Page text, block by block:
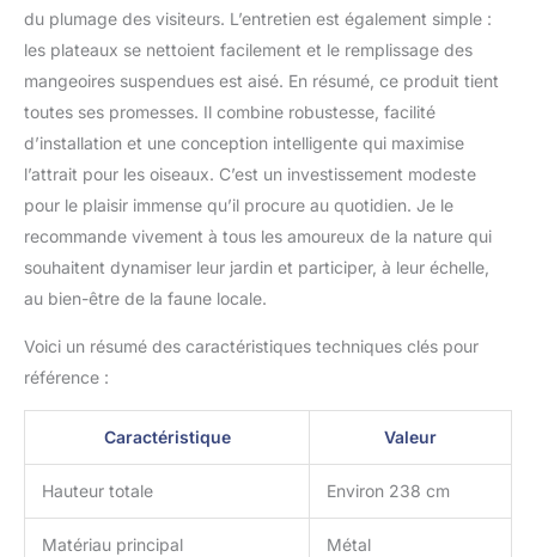
du plumage des visiteurs. L’entretien est également simple :
les plateaux se nettoient facilement et le remplissage des
mangeoires suspendues est aisé. En résumé, ce produit tient
toutes ses promesses. Il combine robustesse, facilité
d’installation et une conception intelligente qui maximise
l’attrait pour les oiseaux. C’est un investissement modeste
pour le plaisir immense qu’il procure au quotidien. Je le
recommande vivement à tous les amoureux de la nature qui
souhaitent dynamiser leur jardin et participer, à leur échelle,
au bien-être de la faune locale.
Voici un résumé des caractéristiques techniques clés pour
référence :
Caractéristique Valeur
Hauteur totale Environ 238 cm
Matériau principal Métal